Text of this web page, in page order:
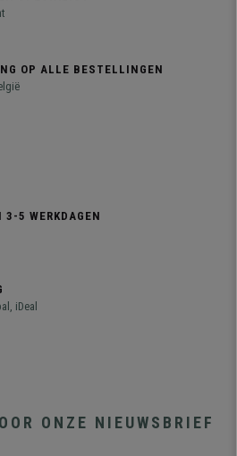
OP ALLE BESTELLINGEN
5 WERKDAGEN
iDeal
ONZE NIEUWSBRIEF